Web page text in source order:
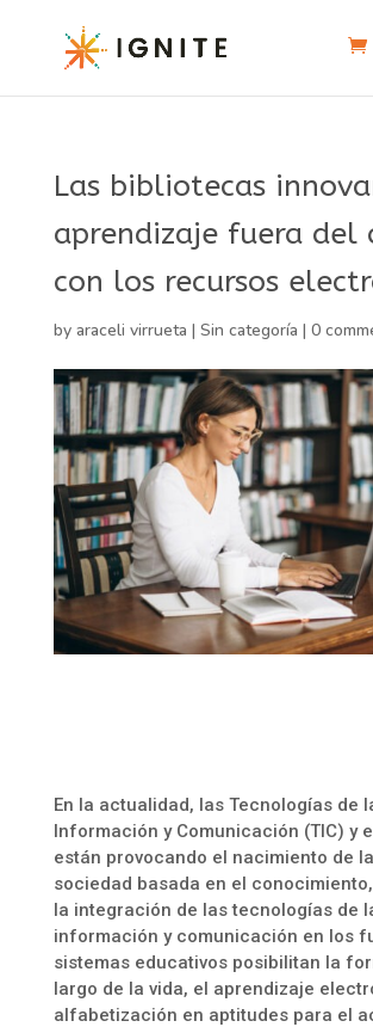
Las bibliotecas
aprendizaje fuera del
con los recursos
by araceli virrueta | Sin categoría | 0
En la actualidad, las Tecnologías de
Información y Comunicación (TIC) y
están provocando el nacimiento de
sociedad basada en el
la integración de las tecnologías de
información y comunicación en los
sistemas educativos posibilitan la
largo de la vida, el aprendizaje
alfabetización en aptitudes para el